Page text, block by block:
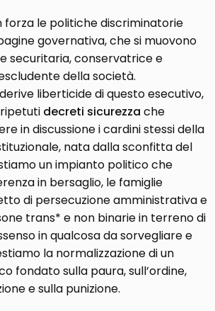
le politiche discriminatorie
governativa, che si muovono
securitaria, conservatrice e
della società.
liberticide di questo esecutivo,
decreti sicurezza che
in discussione i cardini stessi della
nata dalla sconfitta del
un impianto politico che
in bersaglio, le famiglie
di persecuzione amministrativa e
trans* e non binarie in terreno di
in qualcosa da sorvegliare e
la normalizzazione di un
fondato sulla paura, sull’ordine,
e sulla punizione.